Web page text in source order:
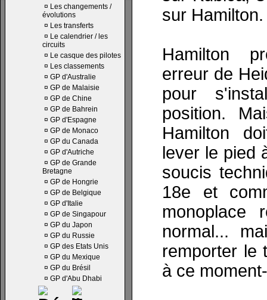
¤ Les changements /
évolutions
¤ Les transferts
¤ Le calendrier / les
circuits
¤ Le casque des pilotes
¤ Les classements
¤ GP d'Australie
¤ GP de Malaisie
¤ GP de Chine
¤ GP de Bahrein
¤ GP d'Espagne
¤ GP de Monaco
¤ GP du Canada
¤ GP d'Autriche
¤ GP de Grande
Bretagne
¤ GP de Hongrie
¤ GP de Belgique
¤ GP d'Italie
¤ GP de Singapour
¤ GP du Japon
¤ GP du Russie
¤ GP des Etats Unis
¤ GP du Mexique
¤ GP du Brésil
¤ GP d'Abu Dhabi
sur Hamilton.
Hamilton
erreur de
pour
position.
Hamilton
lever le pied
soucis
18e et
monoplace
normal...
remporter le
à ce